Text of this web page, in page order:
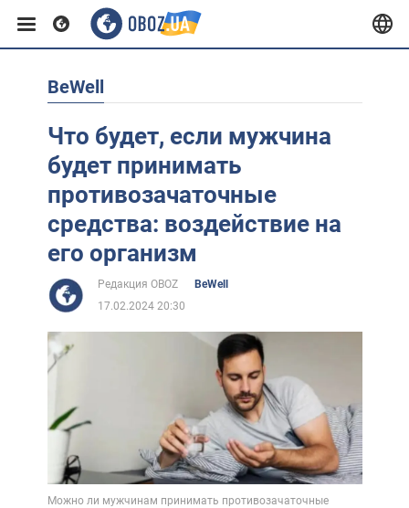
Европа
США
Азия
Африка
Жизнь
BeWell
Что будет, если мужчина
будет принимать
противозачаточные
средства: воздействие на
его организм
Редакция OBOZ
BeWell
17.02.2024 20:30
Можно ли мужчинам принимать противозачаточные